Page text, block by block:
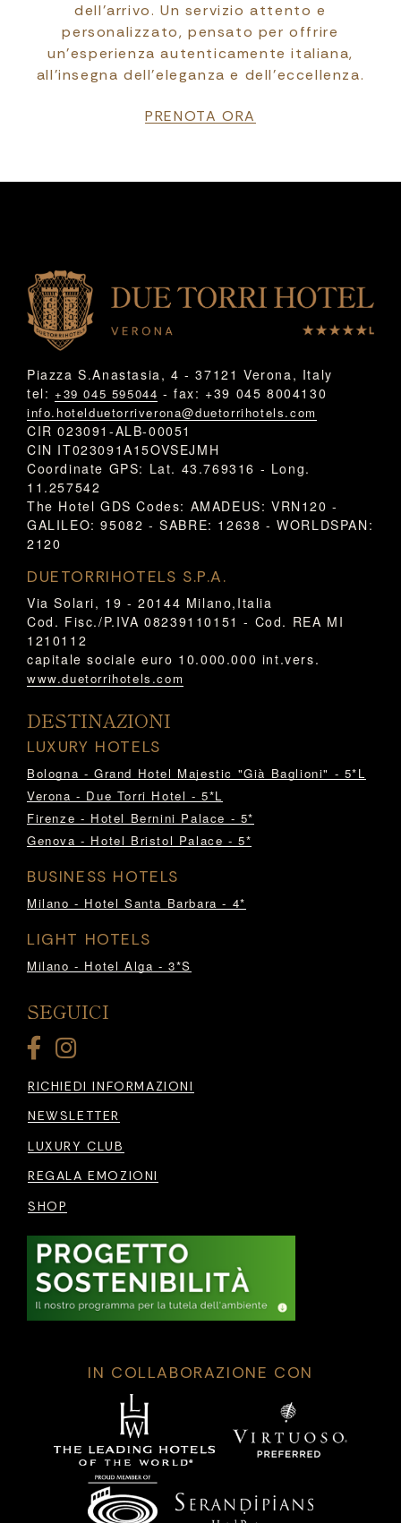
dell’arrivo. Un servizio attento e
personalizzato, pensato per offrire
un’esperienza autenticamente italiana,
all’insegna dell’eleganza e dell’eccellenza.
PRENOTA ORA
Piazza S.Anastasia, 4 - 37121 Verona, Italy
tel: +39 045 595044 - fax: +39 045 8004130
info.hotelduetorriverona@duetorrihotels.com
CIR 023091-ALB-00051
CIN IT023091A15OVSEJMH
Coordinate GPS: Lat. 43.769316 - Long.
11.257542
The Hotel GDS Codes: AMADEUS: VRN120 -
GALILEO: 95082 - SABRE: 12638 - WORLDSPAN:
2120
DUETORRIHOTELS S.P.A.
Via Solari, 19 - 20144 Milano,Italia
Cod. Fisc./P.IVA 08239110151 - Cod. REA MI
1210112
capitale sociale euro 10.000.000 int.vers.
www.duetorrihotels.com
DESTINAZIONI
LUXURY HOTELS
Bologna - Grand Hotel Majestic "Già Baglioni" - 5*L
Verona - Due Torri Hotel - 5*L
Firenze - Hotel Bernini Palace - 5*
Genova - Hotel Bristol Palace - 5*
BUSINESS HOTELS
Milano - Hotel Santa Barbara - 4*
LIGHT HOTELS
Milano - Hotel Alga - 3*S
SEGUICI
RICHIEDI INFORMAZIONI
NEWSLETTER
LUXURY CLUB
REGALA EMOZIONI
SHOP
IN COLLABORAZIONE CON